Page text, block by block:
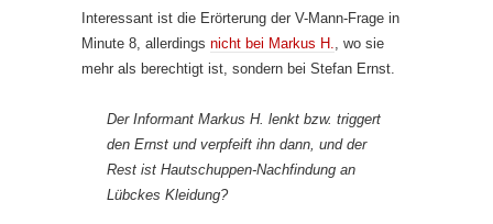
Interessant ist die Erörterung der V-Mann-Frage in
Minute 8, allerdings nicht bei Markus H., wo sie
mehr als berechtigt ist, sondern bei Stefan Ernst.
Der Informant Markus H. lenkt bzw. triggert
den Ernst und verpfeift ihn dann, und der
Rest ist Hautschuppen-Nachfindung an
Lübckes Kleidung?